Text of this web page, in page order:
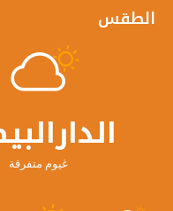
الطقس
غيوم متفرقة